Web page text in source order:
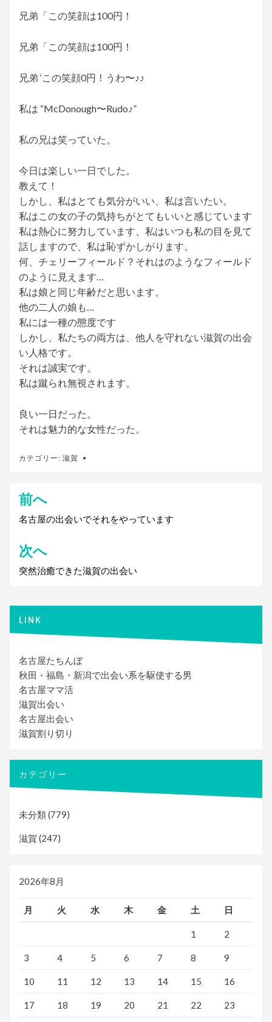
兄弟「この笑顔は100円！
兄弟「この笑顔は100円！
兄弟 ‘この笑顔0円！うわ〜♪♪
私は “McDonough〜Rudo♪”
私の兄は笑っていた。
今日は楽しい一日でした。
教えて！
しかし、私はとても気分がいい、私は言いたい。
私はこの女の子の気持ちがとてもいいと感じています
私は熱心に努力しています、私はいつも私の目を見て
話しますので、私は恥ずかしがります。
何、チェリーフィールド？それはのようなフィールド
のように見えます…
私は娘と同じ年齢だと思います。
他の二人の娘も…
私には一種の態度です
しかし、私たちの両方は、他人を守れない滋賀の出会
い人格です。
それは誠実です。
私は蹴られ無視されます。
良い一日だった。
それは魅力的な女性だった。
カテゴリー: 滋賀
投
稿
ナ
ビ
ゲ
ー
シ
ン
前へ
名古屋の出会いでそれをやっています
次へ
突然治癒できた滋賀の出会い
LINK
名古屋たちんぼ
秋田・福島・新潟で出会い系を駆使する男
名古屋ママ活
滋賀出会い
名古屋出会い
滋賀割り切り
カテゴリー
未分類(779)
滋賀 (247)
2026年8月
月 火 水 木 金 土 日
1 2
3 4 5 6 7 8 9
10 11 12 13 14 15 16
17 18 19 20 21 22 23